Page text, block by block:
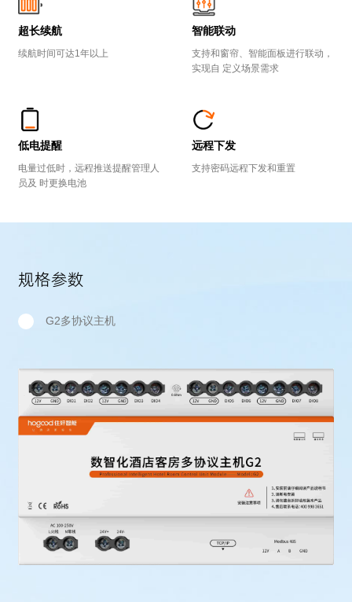
超长续航
续航时间可达1年以上
智能联动
支持和窗帘、智能面板进行联动，
实现自 定义场景需求
低电提醒
电量过低时，远程推送提醒管理人
员及 时更换电池
远程下发
支持密码远程下发和重置
规格参数
G2多协议主机